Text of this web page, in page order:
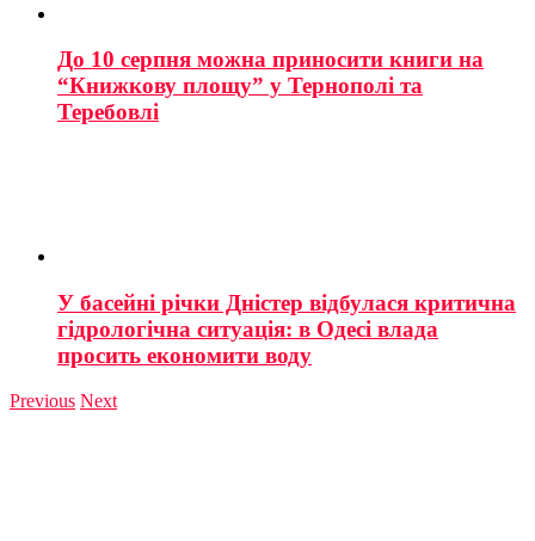
До 10 серпня можна приносити книги на
“Книжкову площу” у Тернополі та
Теребовлі
У басейні річки Дністер відбулася критична
гідрологічна ситуація: в Одесі влада
просить економити воду
Previous Next